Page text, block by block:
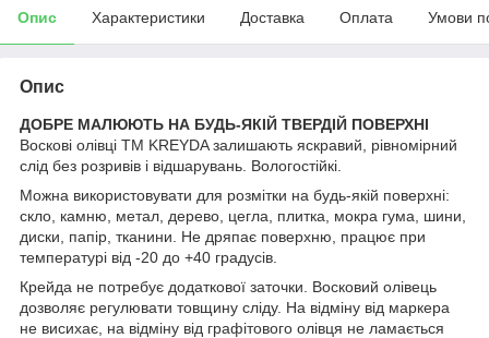
Опис Характеристики Доставка Оплата Умови
Опис
ДОБРЕ МАЛЮЮТЬ НА БУДЬ-ЯКІЙ ТВЕРДІЙ ПОВЕРХНІ
Воскові олівці ТМ KREYDA залишають яскравий, рівномірний
слід без розривів і відшарувань. Вологостійкі.
Можна використовувати для розмітки на будь-якій поверхні:
скло, камню, метал, дерево, цегла, плитка, мокра гума, шини,
диски, папір, тканини. Не дряпає поверхню, працює при
температурі від -20 до +40 градусів.
Крейда не потребує додаткової заточки. Восковий олівець
дозволяє регулювати товщину сліду. На відміну від маркера
не висихає, на відміну від графітового олівця не ламається